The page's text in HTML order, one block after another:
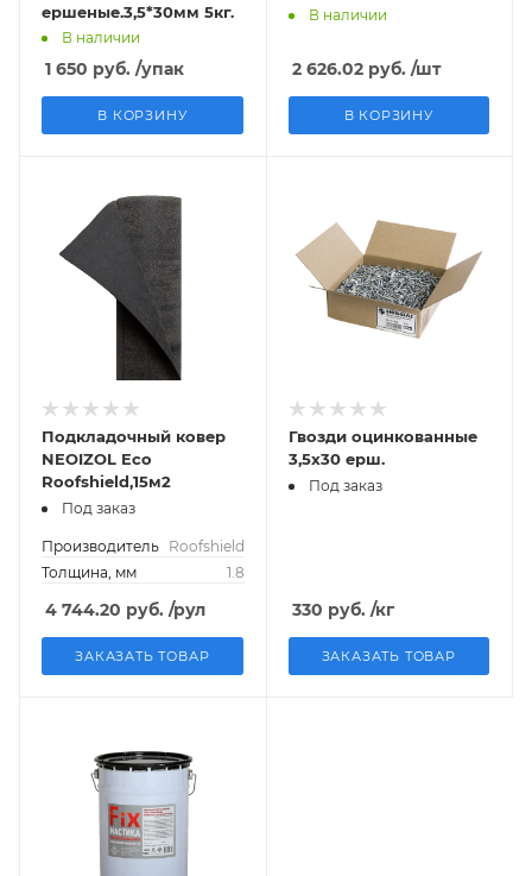
ершеные.3,5*30мм 5кг.
В наличии
1 650 руб. /упак
В КОРЗИНУ
В наличии
2 626.02руб. /шт
В КОРЗИНУ
Подкладочный ковер
NEOIZOL Eco
Roofshield,15м2
Под заказ
Производитель Roofshield
Толщина, мм
1.8
4 744.20 руб. /рул
ЗАКАЗАТЬ ТОВАР
Гвозди оцинкованные
3,5х30 ерш.
Под заказ
330 руб. /кг
ЗАКАЗАТЬ ТОВАР